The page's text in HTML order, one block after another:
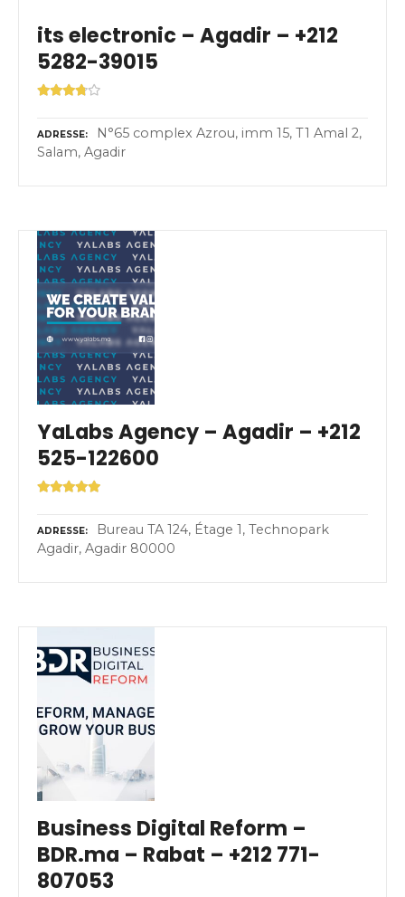
its electronic – Agadir – +212
5282-39015
ADRESSE
N°65 complex Azrou, imm 15, T1 Amal 2,
Salam, Agadir
YaLabs Agency – Agadir – +212
525-122600
ADRESSE
Bureau TA 124, Étage 1, Technopark
Agadir, Agadir 80000
Business Digital Reform –
BDR.ma – Rabat – +212 771-
807053